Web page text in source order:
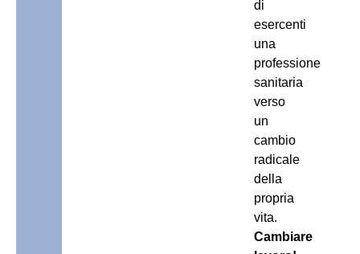
di
esercenti
una
professione
sanitaria
verso
un
cambio
radicale
della
propria
vita.
Cambiare